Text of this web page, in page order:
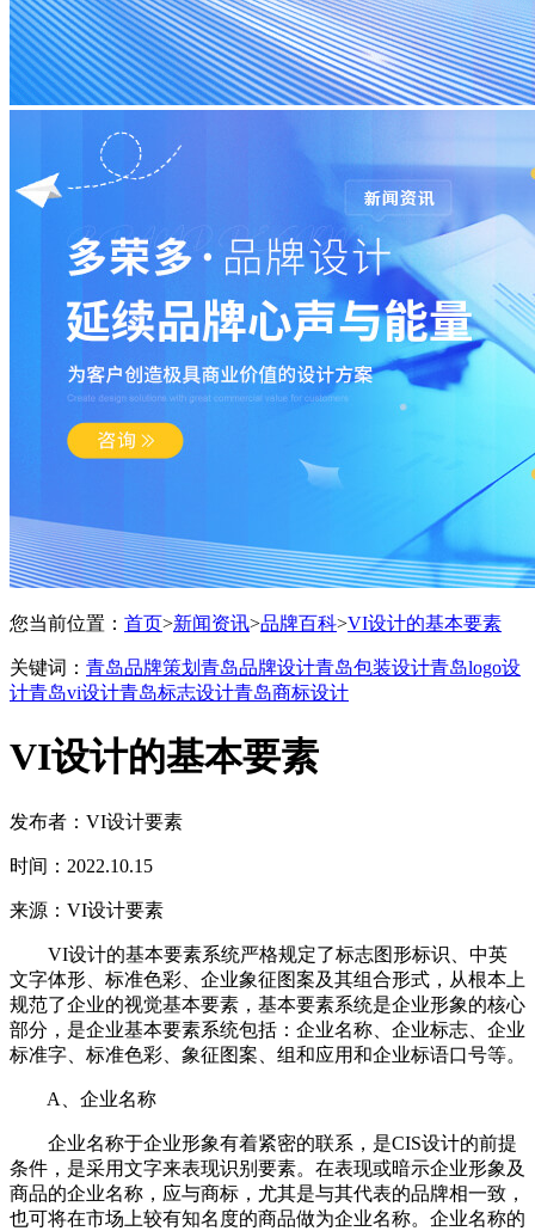
您当前位置： 首页>新闻资讯>品牌百科>VI设计的基本要素
关键词： 青岛品牌策划 青岛品牌设计青岛包装设计青岛logo设
计青岛vi设计青岛标志设计青岛商标设计
VI设计的基本要素
发布者：VI设计要素
时间：2022.10.15
来源：VI设计要素
VI设计的基本要素系统严格规定了标志图形标识、中英
文字体形、标准色彩、企业象征图案及其组合形式，从根本上
规范了企业的视觉基本要素，基本要素系统是企业形象的核心
部分，是企业基本要素系统包括：企业名称、企业标志、企业
标准字、标准色彩、象征图案、组和应用和企业标语口号等。
A、企业名称
企业名称于企业形象有着紧密的联系，是CIS设计的前提
条件，是采用文字来表现识别要素。在表现或暗示企业形象及
商品的企业名称，应与商标，尤其是与其代表的品牌相一致，
也可将在市场上较有知名度的商品做为企业名称。企业名称的